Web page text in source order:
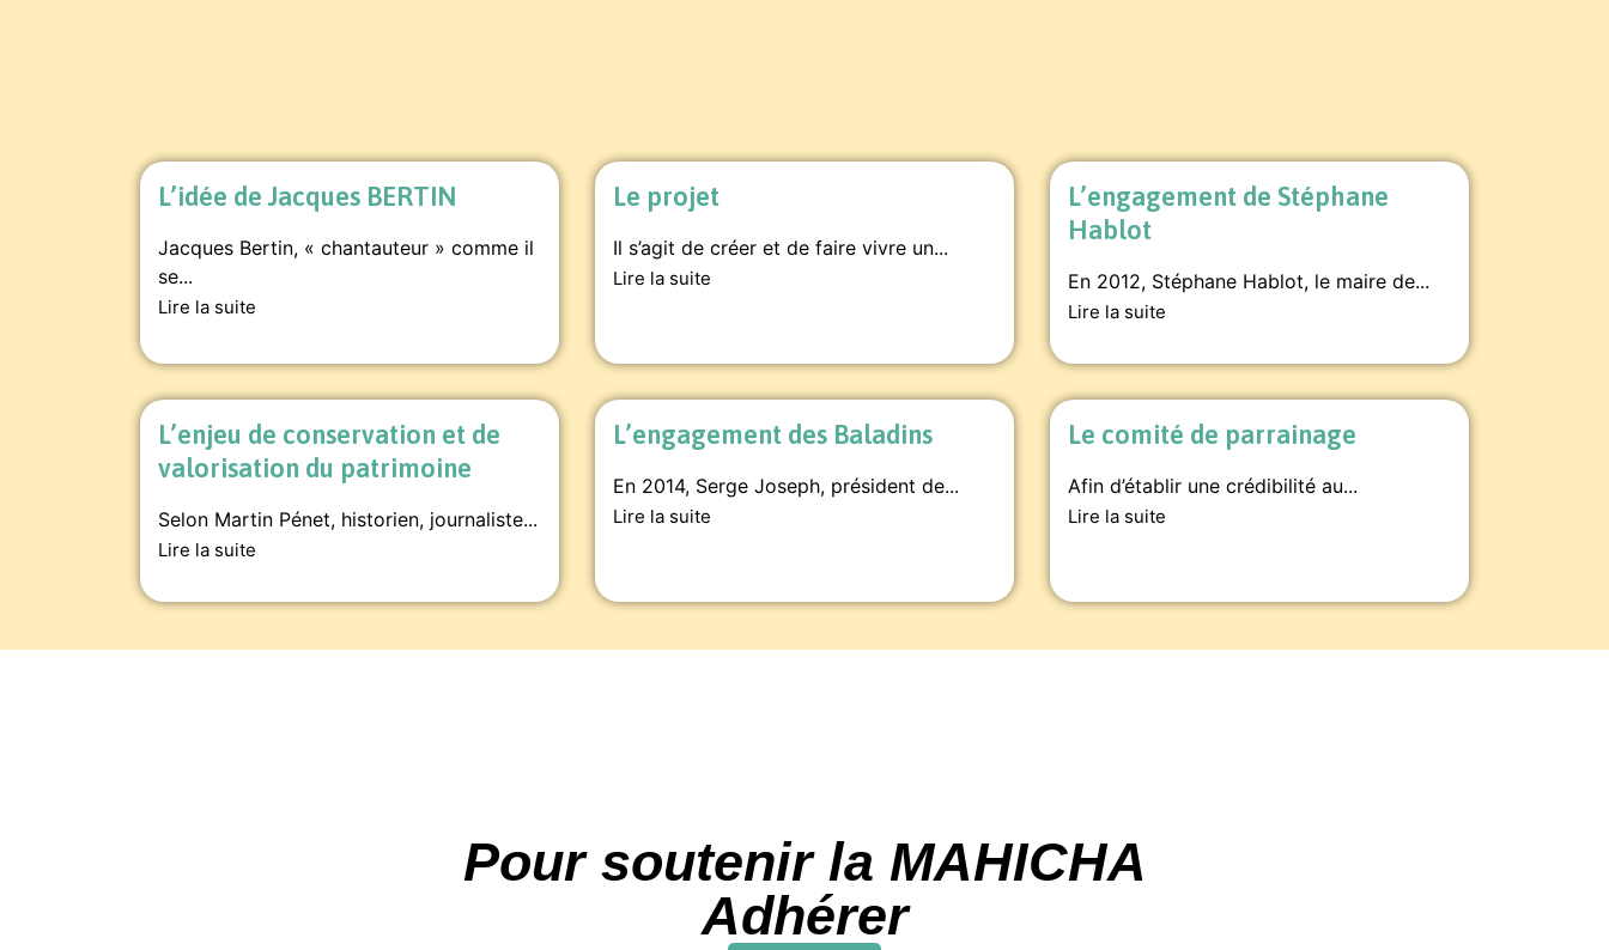
L’idée de Jacques BERTIN
Jacques Bertin, « chantauteur » comme il
se...
Lire la suite
Le projet
Il s’agit de créer et de faire vivre un...
Lire la suite
L’engagement de Stéphane
Hablot
En 2012, Stéphane Hablot, le maire de...
Lire la suite
L’enjeu de conservation et de
valorisation du patrimoine
Selon Martin Pénet, historien, journaliste...
Lire la suite
L’engagement des Baladins
En 2014, Serge Joseph, président de...
Lire la suite
Le comité de parrainage
Afin d’établir une crédibilité au...
Lire la suite
Pour soutenir la MAHICHA
Adhérer